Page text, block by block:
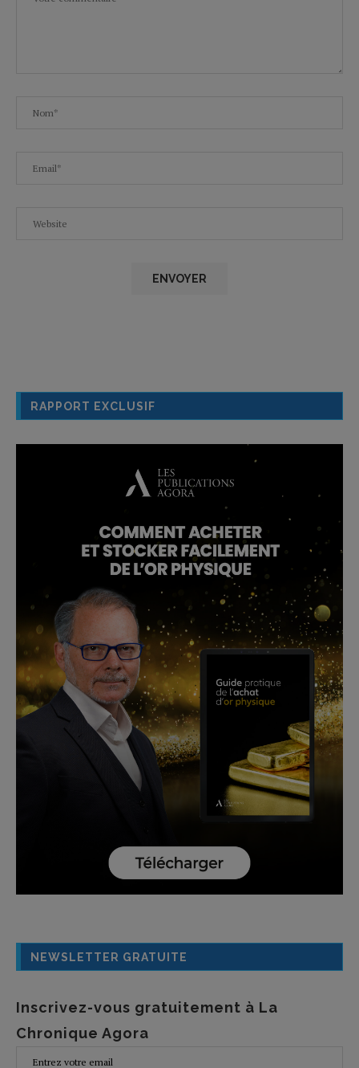
RAPPORT EXCLUSIF
NEWSLETTER GRATUITE
Inscrivez-vous gratuitement à La
Chronique Agora